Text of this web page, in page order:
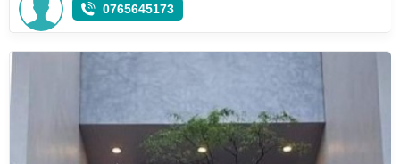
0765645173